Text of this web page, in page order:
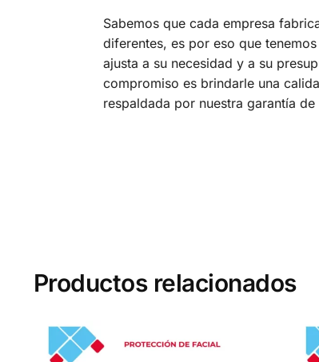
Sabemos que cada empresa
diferentes, es por eso que
ajusta a su necesidad y a su
compromiso es brindarle una
respaldada por nuestra garantía
Productos relacionados